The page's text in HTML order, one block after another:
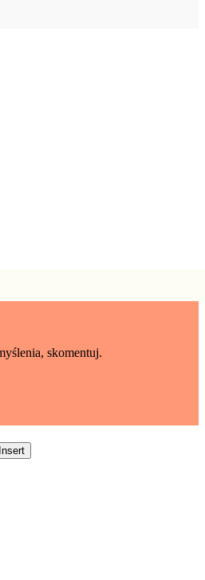
skomentuj.
Insert